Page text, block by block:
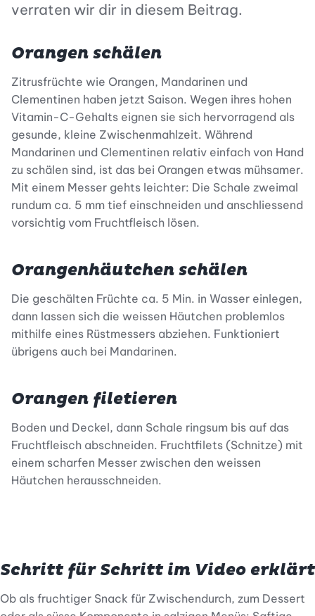
verraten wir dir in diesem Beitrag.
Orangen schälen
Zitrusfrüchte wie Orangen, Mandarinen und
Clementinen haben jetzt Saison. Wegen ihres hohen
Vitamin-C-Gehalts eignen sie sich hervorragend als
gesunde, kleine Zwischenmahlzeit. Während
Mandarinen und Clementinen relativ einfach von Hand
zu schälen sind, ist das bei Orangen etwas mühsamer.
Mit einem Messer gehts leichter: Die Schale zweimal
rundum ca. 5 mm tief einschneiden und anschliessend
vorsichtig vom Fruchtfleisch lösen.
Orangenhäutchen schälen
Die geschälten Früchte ca. 5 Min. in Wasser einlegen,
dann lassen sich die weissen Häutchen problemlos
mithilfe eines Rüstmessers abziehen. Funktioniert
übrigens auch bei Mandarinen.
Orangen filetieren
Boden und Deckel, dann Schale ringsum bis auf das
Fruchtfleisch abschneiden. Fruchtfilets (Schnitze) mit
einem scharfen Messer zwischen den weissen
Häutchen herausschneiden.
Schritt für Schritt im Video erklärt
Ob als fruchtiger Snack für Zwischendurch, zum Dessert